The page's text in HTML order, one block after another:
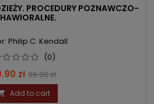
PROCEDURY POZNAWCZO-
Philip C. Kendall
(0)
zł Regular
price
99.00 zł
Add to cart